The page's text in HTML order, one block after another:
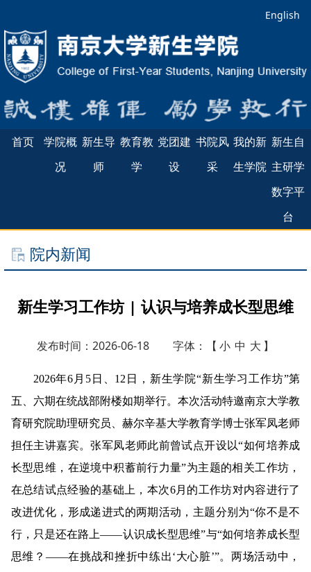
English
首页
学院概
况
新生导
师
教育教
学
党团建
设
书院风
采
我的新
生学院
新生自
主研学
数字平
台
院内新闻
新生学习工作坊 | 认识与培养成长型思维
发布时间：2026-06-18 字体：【 小 中 大 】
2026年6月5日、12日，新生学院“新生学习工作坊”第
五、六期在统战部附楼如期举行。本次活动特邀南京大学教
育研究院助理研究员、赫尔辛基大学教育学博士张军凤老师
担任主讲嘉宾。张军凤老师此前曾试点开设以“如何培养成
长型思维，在逆境中积蓄前行力量”为主题的相关工作坊，
在总结试点经验的基础上，本次6月的工作坊对内容进行了
改进优化，形成递进式的两期活动，主题分别为“你不是不
行，只是还在路上——认识成长型思维”与“如何培养成长型
思维？——在挑战和挫折中练出‘大心脏’”。两场活动中，